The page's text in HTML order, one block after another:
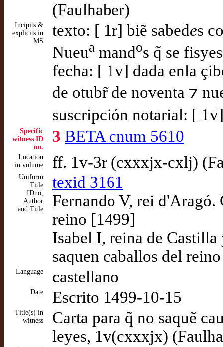
(Faulhaber)
Incipits &
explicits in
MS
texto: [ 1r] biẽ sabedes
Nueua mandos q̃ se
fecha: [ 1v] dada enla
de otubr̃ de noventa ⁊
suscripción notarial: [
Specific
witness ID
no.
3 BETA cnum 5610
Location
in volume
ff. 1v-3r (cxxxjx-cxlj)
Uniform
Title
IDno,
Author
and Title
texid 3161
Fernando V, rei d'Aragó.
reino [1499]
Isabel I, reina de
saquen caballos del
Language castellano
Date Escrito 1499-10-15
Title(s) in
witness
Carta para q̃ no saquẽ
leyes, 1v(cxxxjx)